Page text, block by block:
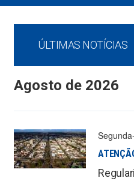
ÚLTIMAS NOTÍCIAS
Agosto de 2026